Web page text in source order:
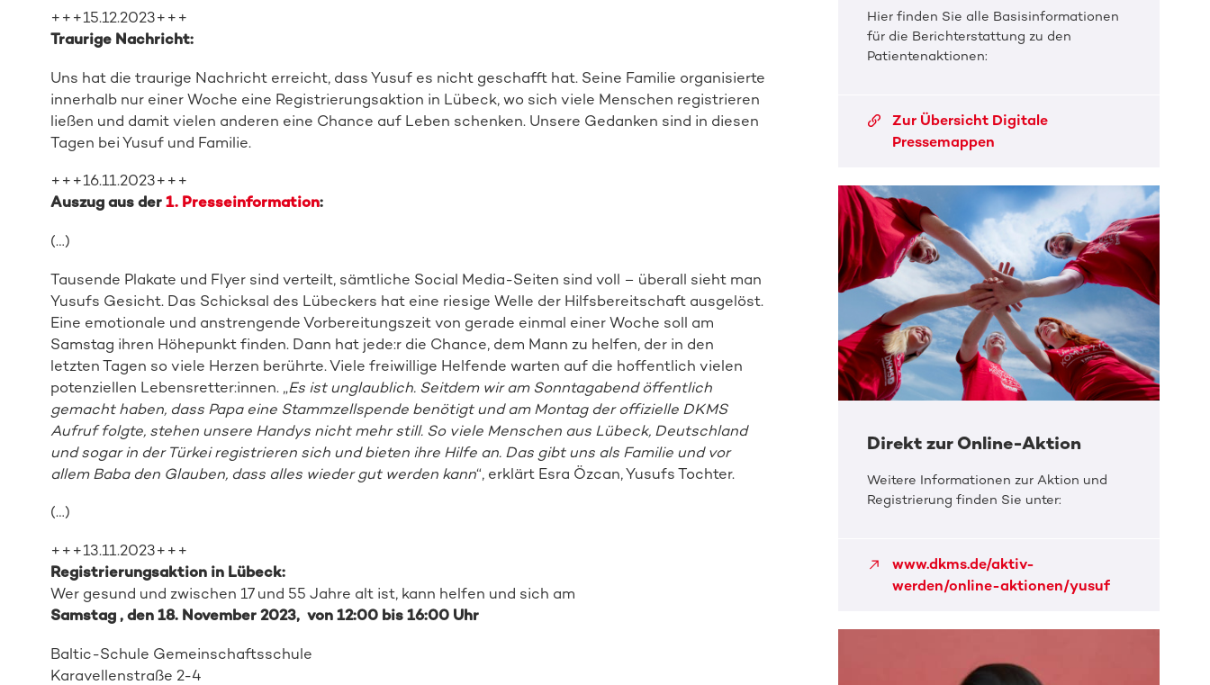
+++15.12.2023+++
Traurige Nachricht:
Uns hat die traurige Nachricht erreicht, dass Yusuf es nicht geschafft hat. Seine Familie organisierte
innerhalb nur einer Woche eine Registrierungsaktion in Lübeck, wo sich viele Menschen registrieren
ließen und damit vielen anderen eine Chance auf Leben schenken. Unsere Gedanken sind in diesen
Tagen bei Yusuf und Familie.
+++16.11.2023+++
Auszug aus der 1. Presseinformation:
(…)
Tausende Plakate und Flyer sind verteilt, sämtliche Social Media-Seiten sind voll – überall sieht man
Yusufs Gesicht. Das Schicksal des Lübeckers hat eine riesige Welle der Hilfsbereitschaft ausgelöst.
Eine emotionale und anstrengende Vorbereitungszeit von gerade einmal einer Woche soll am
Samstag ihren Höhepunkt finden. Dann hat jede:r die Chance, dem Mann zu helfen, der in den
letzten Tagen so viele Herzen berührte. Viele freiwillige Helfende warten auf die hoffentlich vielen
potenziellen Lebensretter:innen. „Es ist unglaublich. Seitdem wir am Sonntagabend öffentlich
gemacht haben, dass Papa eine Stammzellspende benötigt und am Montag der offizielle DKMS
Aufruf folgte, stehen unsere Handys nicht mehr still. So viele Menschen aus Lübeck, Deutschland
und sogar in der Türkei registrieren sich und bieten ihre Hilfe an. Das gibt uns als Familie und vor
allem Baba den Glauben, dass alles wieder gut werden kann“, erklärt Esra Özcan, Yusufs Tochter.
(…)
+++13.11.2023+++
Registrierungsaktion in Lübeck:
Wer gesund und zwischen 17 und 55 Jahre alt ist, kann helfen und sich am
Samstag , den18. November 2023,von 12:00 bis 16:00 Uhr
Baltic-Schule Gemeinschaftsschule
Karavellenstraße 2-4
Hier finden Sie alle Basisinformationen
für die Berichterstattung zu den
Patientenaktionen:
Zur Übersicht Digitale
Pressemappen
Direkt zur Online-Aktion
Weitere Informationen zur Aktion und
Registrierung finden Sie unter:
www.dkms.de/aktiv-
werden/online-aktionen/yusuf